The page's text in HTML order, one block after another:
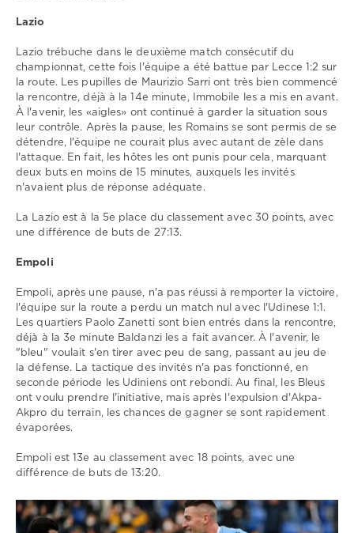
0
Lazio
Lazio trébuche dans le deuxième match consécutif du
championnat, cette fois l'équipe a été battue par Lecce 1:2 sur
la route. Les pupilles de Maurizio Sarri ont très bien commencé
la rencontre, déjà à la 14e minute, Immobile les a mis en avant.
À l'avenir, les «aigles» ont continué à garder la situation sous
leur contrôle. Après la pause, les Romains se sont permis de se
détendre, l'équipe ne courait plus avec autant de zèle dans
l'attaque. En fait, les hôtes les ont punis pour cela, marquant
deux buts en moins de 15 minutes, auxquels les invités
n'avaient plus de réponse adéquate.
La Lazio est à la 5e place du classement avec 30 points, avec
une différence de buts de 27:13.
Empoli
Empoli, après une pause, n'a pas réussi à remporter la victoire,
l'équipe sur la route a perdu un match nul avec l'Udinese 1:1.
Les quartiers Paolo Zanetti sont bien entrés dans la rencontre,
déjà à la 3e minute Baldanzi les a fait avancer. À l'avenir, le
"bleu" voulait s'en tirer avec peu de sang, passant au jeu de
la défense. La tactique des invités n'a pas fonctionné, en
seconde période les Udiniens ont rebondi. Au final, les Bleus
ont voulu prendre l'initiative, mais après l'expulsion d'Akpa-
Akpro du terrain, les chances de gagner se sont rapidement
évaporées.
Empoli est 13e au classement avec 18 points, avec une
différence de buts de 13:20.